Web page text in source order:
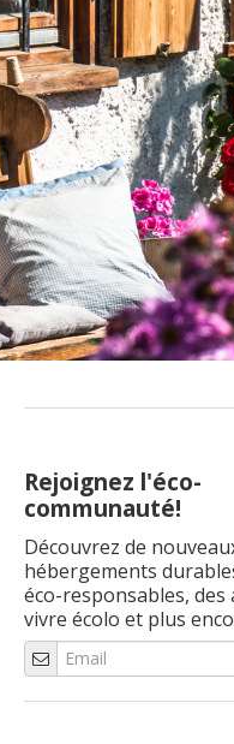
Rejoignez l'éco-
communauté!
Découvrez de
hébergements
éco-responsables,
vivre écolo et plus